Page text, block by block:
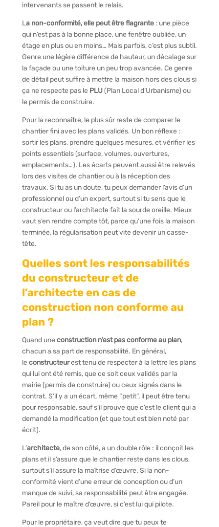
intervenants se passent le relais.
La non-conformité, elle peut être flagrante: une pièce
qui n’est pas à la bonne place, une fenêtre oubliée, un
étage en plus ou en moins… Mais parfois, c’est plus subtil.
Genre une légère différence de hauteur, un décalage sur
la façade ou une toiture un peu trop avancée. Ce genre
de détail peut suffire à mettre la maison hors des clous si
ça ne respecte pas le PLU(Plan Local d’Urbanisme) ou
le permis de construire.
Pour la reconnaître, le plus sûr reste de comparer le
chantier fini avec les plans validés. Un bon réflexe :
sortir les plans, prendre quelques mesures, et vérifier les
points essentiels (surface, volumes, ouvertures,
emplacements…). Les écarts peuvent aussi être relevés
lors des visites de chantier ou à la réception des
travaux. Si tu as un doute, tu peux demander l’avis d’un
professionnel ou d’un expert, surtout si tu sens que le
constructeur ou l’architecte fait la sourde oreille. Mieux
vaut s’en rendre compte tôt, parce qu’une fois la maison
terminée, la régularisation peut vite devenir un casse-
tête.
Quelles sont les responsabilités
du constructeur et de
l’architecte en cas de
construction non conforme au
plan ?
Quand une construction n’est pas conforme au plan,
chacun a sa part de responsabilité. En général,
le constructeurest tenu de respecter à la lettre les plans
qui lui ont été remis, que ce soit ceux validés par la
mairie (permis de construire) ou ceux signés dans le
contrat. S’il y a un écart, même “petit”, il peut être tenu
pour responsable, sauf s’il prouve que c’est le client qui a
demandé la modification (et que tout est bien noté par
écrit).
L’architecte, de son côté, a un double rôle : il conçoit les
plans et il s’assure que le chantier reste dans les clous,
surtout s’il assure la maîtrise d’œuvre. Si la non-
conformité vient d’une erreur de conception ou d’un
manque de suivi, sa responsabilité peut être engagée.
Pareil pour le maître d’œuvre, si c’est lui qui pilote.
Pour le propriétaire, ça veut dire que tu peux te